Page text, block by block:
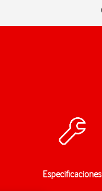
Especificaciones